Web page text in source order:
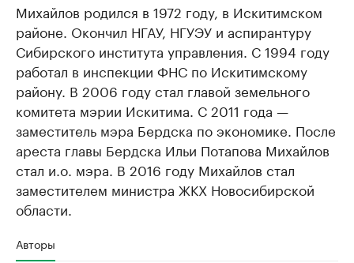
Михайлов родился в 1972 году, в Искитимском
районе. Окончил НГАУ, НГУЭУ и аспирантуру
Сибирского института управления. С 1994 году
работал в инспекции ФНС по Искитимскому
району. В 2006 году стал главой земельного
комитета мэрии Искитима. С 2011 года —
заместитель мэра Бердска по экономике. После
ареста главы Бердска Ильи Потапова Михайлов
стал и.о. мэра. В 2016 году Михайлов стал
заместителем министра ЖКХ Новосибирской
области.
Авторы